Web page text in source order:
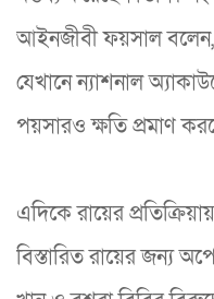
আইনজীবী ফয়সাল বলেন,
যেখানে ন্যাশনাল
পয়সারও ক্ষতি প্রমাণ
এদিকে রায়ের
বিস্তারিত রায়ের জন্য